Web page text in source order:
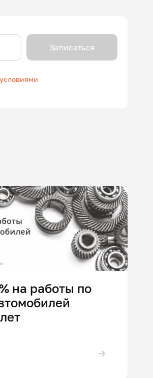
условиями
Записаться
на работы по